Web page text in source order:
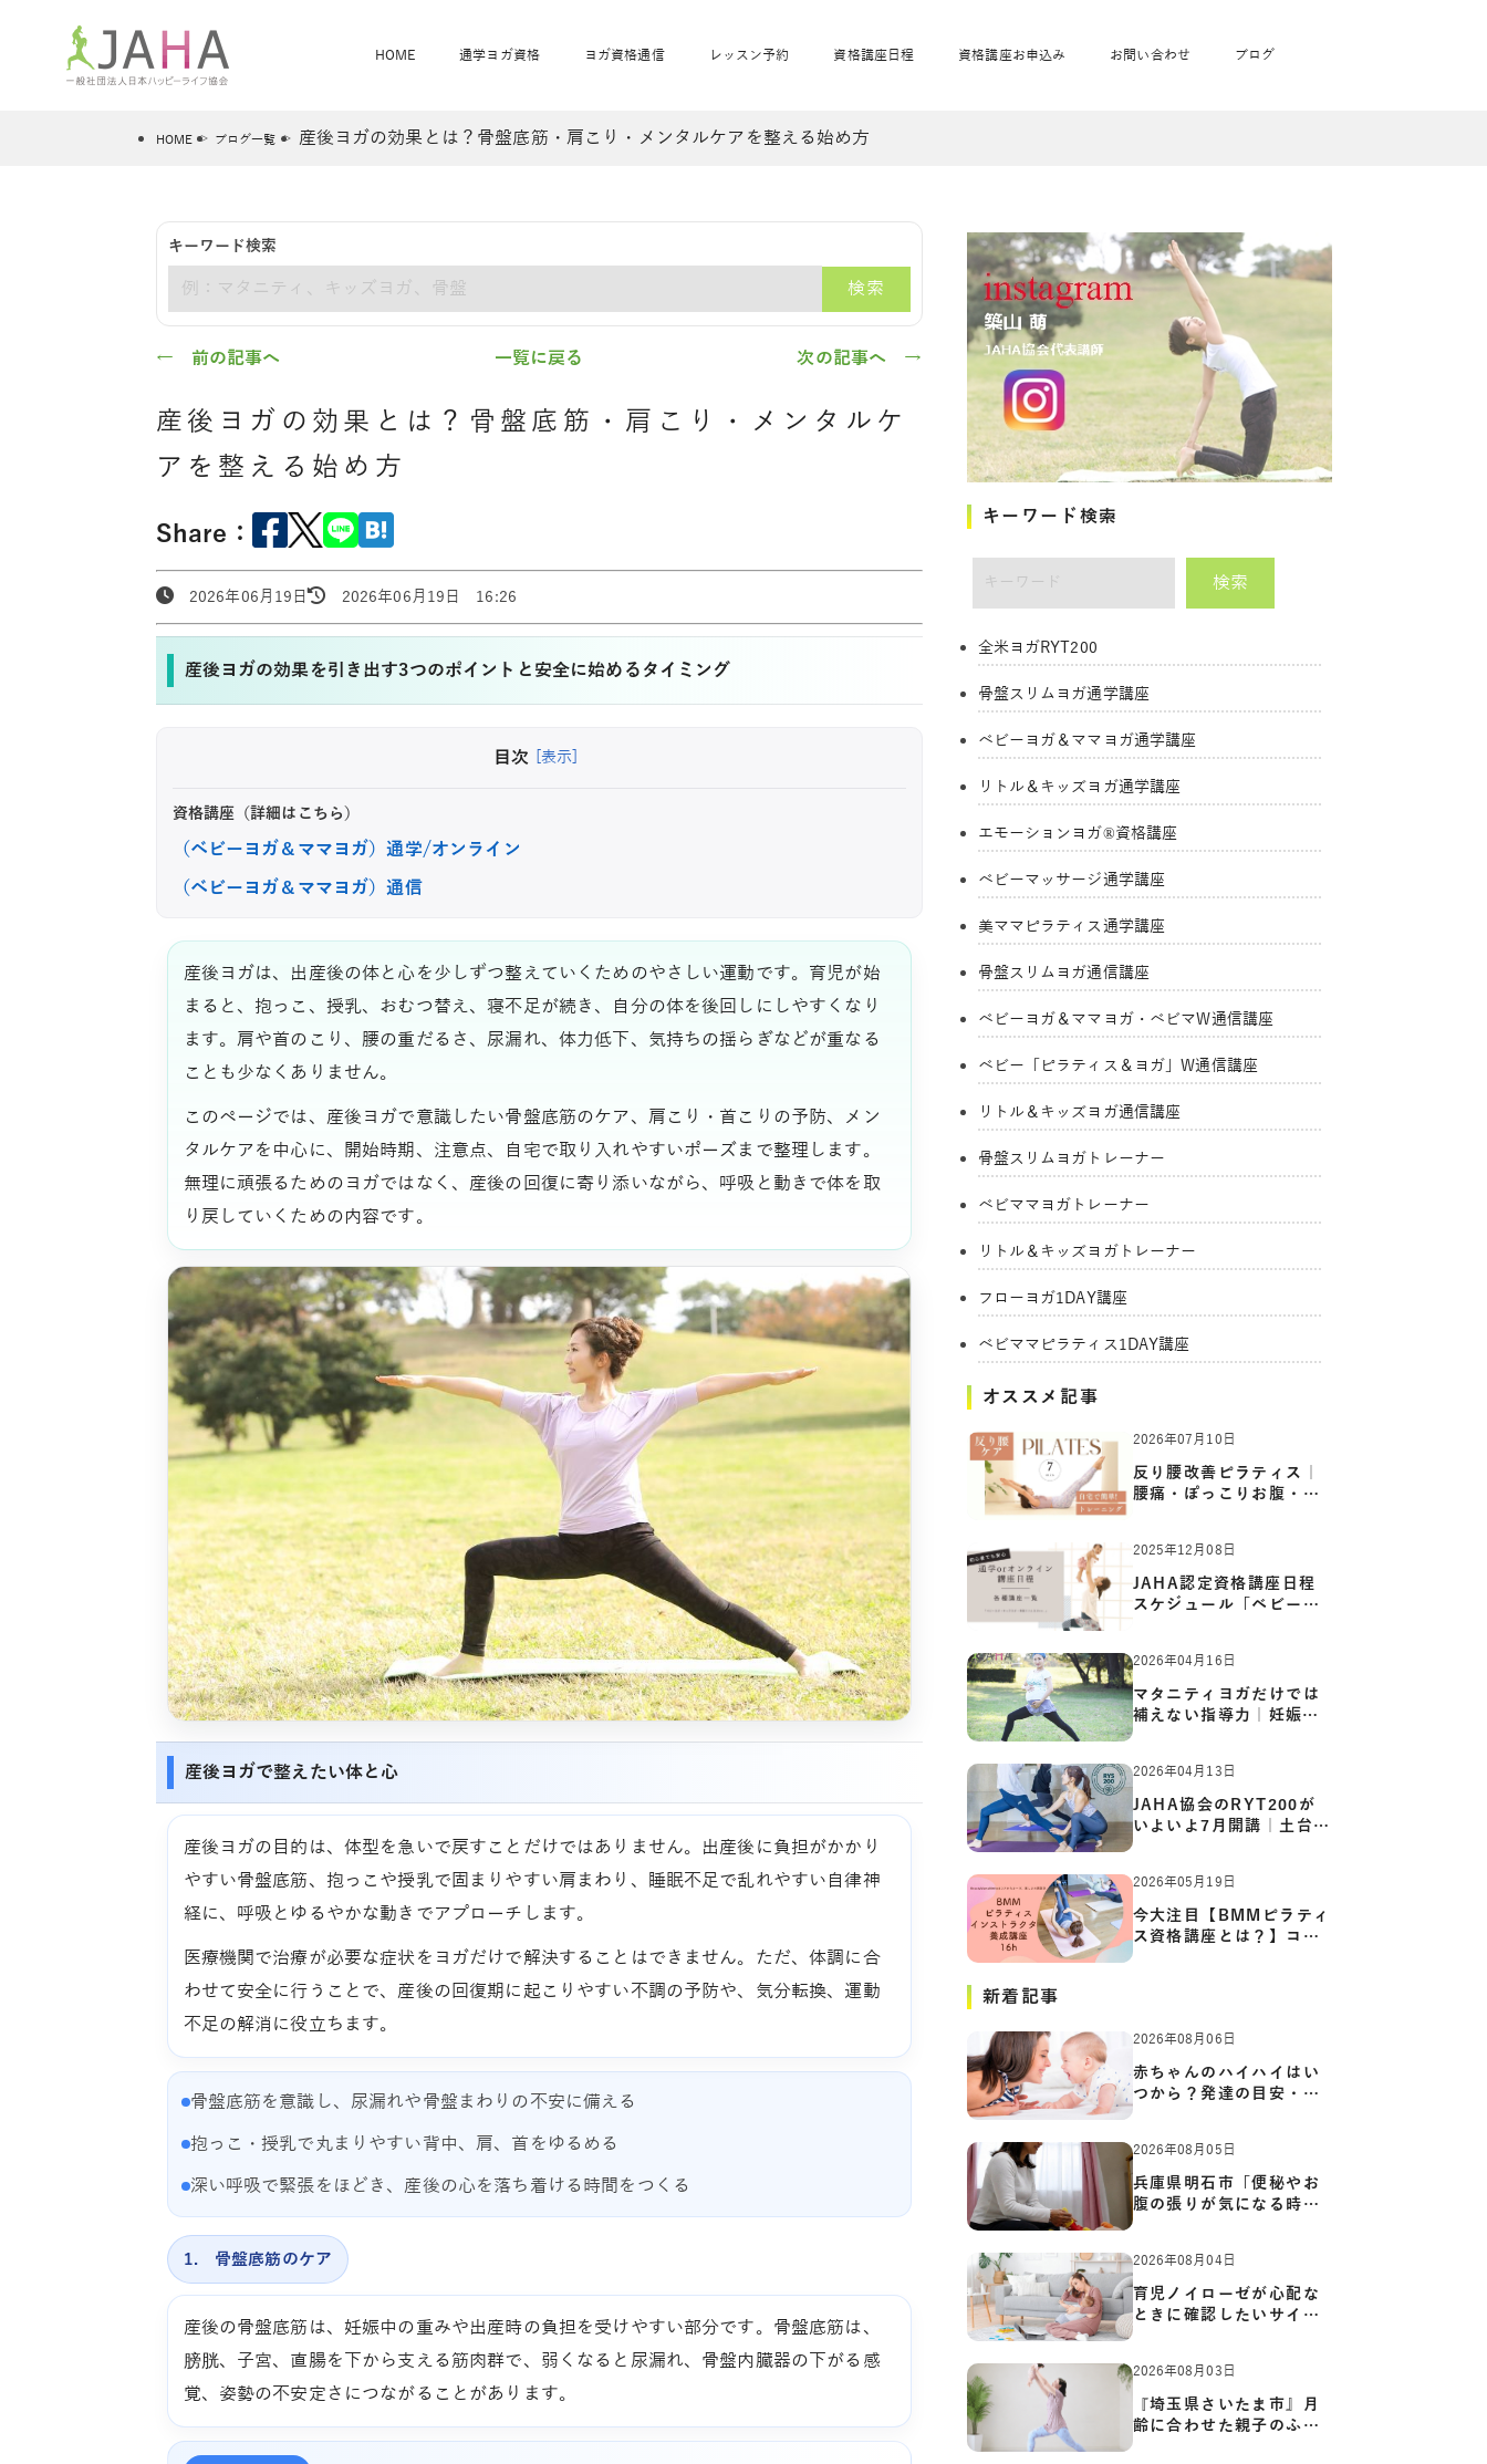
HOME
JAHAについて JAHAヨガスタジオ概要 直営校ブログ
通学ヨガ資格
JAHA資格講座一覧 卒業生の声 養成講座お申込み
リトル＆キッズヨガ通学
エモーションヨガ®通学
ベビーマッサージ通学
美ママピラティス通学
ヨガ資格通信
骨盤スリムヨガ®通信 ベビママヨガW通信 ベビー「ピラティス＆ヨガ」W通信 リトル＆キッズヨガ通信
レッスン予約
ヨガレッスンカレンダー オンラインヨガ詳細 出張ヨガ・オフィスヨガ
ベビママヨガ
ベビーチャクラマッサージ
JAHAnavi Lesson
資格講座日程
全米ヨガRYT200
骨盤スリムヨガ
®
オンライン講座
資格講座お申込み お問い合わせ ブログ
HOME ブログ一覧 産後ヨガの効果とは？骨盤底筋・肩こり・メンタルケアを整える始め方
キーワード検索
検索
← 前の記事へ 一覧に戻る 次の記事へ →
産後ヨガの効果とは？骨盤底筋・肩こり・メンタルケ
アを整える始め方
Share：
2026年06月19日 2026年06月19日 16:26
産後ヨガの効果を引き出す3つのポイントと安全に始めるタイミング
目次 [表示]
資格講座（詳細はこちら）
（ベビーヨガ＆ママヨガ）通学/オンライン
（ベビーヨガ＆ママヨガ）通信
産後ヨガは、出産後の体と心を少しずつ整えていくためのやさしい運動です。育児が始
まると、抱っこ、授乳、おむつ替え、寝不足が続き、自分の体を後回しにしやすくなり
ます。肩や首のこり、腰の重だるさ、尿漏れ、体力低下、気持ちの揺らぎなどが重なる
ことも少なくありません。
このページでは、産後ヨガで意識したい骨盤底筋のケア、肩こり・首こりの予防、メン
タルケアを中心に、開始時期、注意点、自宅で取り入れやすいポーズまで整理します。
無理に頑張るためのヨガではなく、産後の回復に寄り添いながら、呼吸と動きで体を取
り戻していくための内容です。
産後ヨガで整えたい体と心
産後ヨガの目的は、体型を急いで戻すことだけではありません。出産後に負担がかかり
やすい骨盤底筋、抱っこや授乳で固まりやすい肩まわり、睡眠不足で乱れやすい自律神
経に、呼吸とゆるやかな動きでアプローチします。
医療機関で治療が必要な症状をヨガだけで解決することはできません。ただ、体調に合
わせて安全に行うことで、産後の回復期に起こりやすい不調の予防や、気分転換、運動
不足の解消に役立ちます。
骨盤底筋を意識し、尿漏れや骨盤まわりの不安に備える
抱っこ・授乳で丸まりやすい背中、肩、首をゆるめる
深い呼吸で緊張をほどき、産後の心を落ち着ける時間をつくる
1. 骨盤底筋のケア
産後の骨盤底筋は、妊娠中の重みや出産時の負担を受けやすい部分です。骨盤底筋は、
膀胱、子宮、直腸を下から支える筋肉群で、弱くなると尿漏れ、骨盤内臓器の下がる感
覚、姿勢の不安定さにつながることがあります。
キーワード検索
検索
全米ヨガRYT200
骨盤スリムヨガ通学講座
ベビーヨガ＆ママヨガ通学講座
リトル＆キッズヨガ通学講座
エモーションヨガ®資格講座
ベビーマッサージ通学講座
美ママピラティス通学講座
骨盤スリムヨガ通信講座
ベビーヨガ＆ママヨガ・ベビマW通信講座
ベビー「ピラティス＆ヨガ」W通信講座
リトル＆キッズヨガ通信講座
骨盤スリムヨガトレーナー
ベビママヨガトレーナー
リトル＆キッズヨガトレーナー
フローヨガ1DAY講座
ベビママピラティス1DAY講座
オススメ記事
2026年07月10日
反り腰改善ピラティス｜
腰痛・ぽっこりお腹・姿
2025年12月08日
JAHA認定資格講座日程
スケジュール「ベビーヨ
2026年04月16日
マタニティヨガだけでは
補えない指導力｜妊娠期
の体…
2026年04月13日
JAHA協会のRYT200が
いよいよ7月開講｜土台か
ら応用ま…
2026年05月19日
今大注目【BMMピラティ
ス資格講座とは？】コア
からカ…
新着記事
2026年08月06日
赤ちゃんのハイハイはい
つから？発達の目安・練
習方…
2026年08月05日
兵庫県明石市「便秘やお
腹の張りが気になる時に
知っ…
2026年08月04日
育児ノイローゼが心配な
ときに確認したいサイン
と心…
2026年08月03日
『埼玉県さいたま市』月
齢に合わせた親子のふれ
あい…